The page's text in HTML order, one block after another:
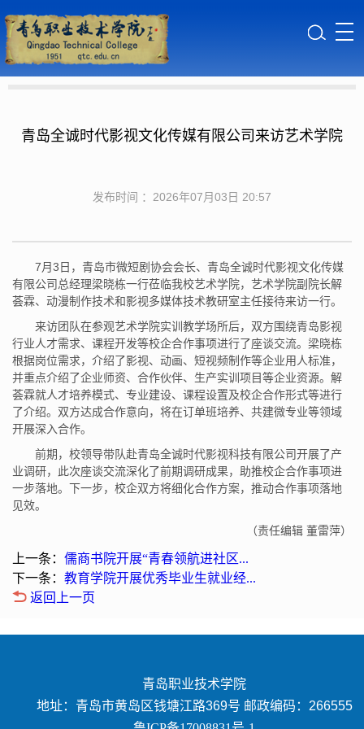
青岛全诚时代影视文化传媒有限公司来访艺术学院
发布时间 ：2026年07月03日 20:57
7月3日，青岛市微短剧协会会长、青岛全诚时代影视文化传媒
有限公司总经理梁晓栋一行莅临我校艺术学院，艺术学院副院长解
荟霖、动漫制作技术和影视多媒体技术教研室主任接待来访一行。
来访团队在参观艺术学院实训教学场所后，双方围绕青岛影视
行业人才需求、课程开发等校企合作事项进行了座谈交流。梁晓栋
根据岗位需求，介绍了影视、动画、短视频制作等企业用人标准，
并重点介绍了企业师资、合作伙伴、生产实训项目等企业资源。解
荟霖就人才培养模式、专业建设、课程设置及校企合作形式等进行
了介绍。双方达成合作意向，将在订单班培养、共建微专业等领域
开展深入合作。
前期，校领导带队赴青岛全诚时代影视科技有限公司开展了产
业调研，此次座谈交流深化了前期调研成果，助推校企合作事项进
一步落地。下一步，校企双方将细化合作方案，推动合作事项落地
见效。
（责任编辑 董雷萍）
上一条： 儒商书院开展“青春领航进社区...
下一条： 教育学院开展优秀毕业生就业经...
返回上一页
青岛职业技术学院
地址：青岛市黄岛区钱塘江路369号 邮政编码：266555